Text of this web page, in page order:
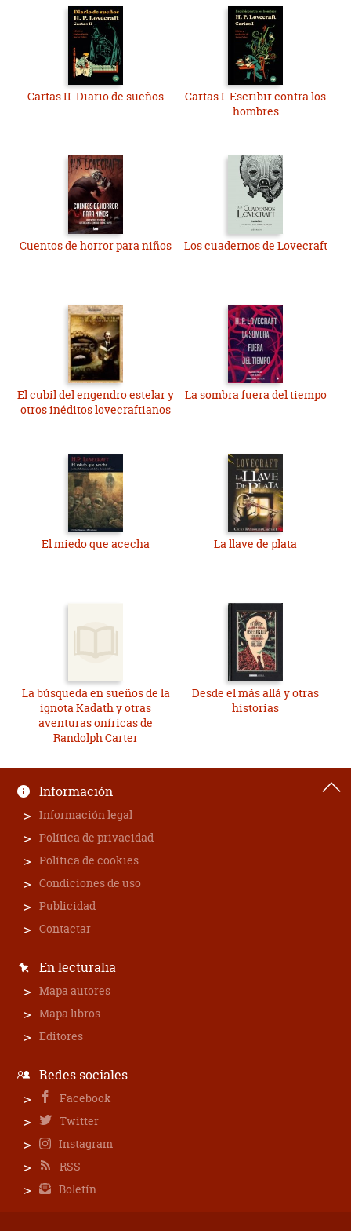
Cartas II. Diario de sueños
Cartas I. Escribir contra los
hombres
Cuentos de horror para niños Los cuadernos de Lovecraft
El cubil del engendro estelar y
otros inéditos lovecraftianos
La sombra fuera del tiempo
El miedo que acecha La llave de plata
La búsqueda en sueños de la
ignota Kadath y otras
aventuras oníricas de
Randolph Carter
Desde el más allá y otras
historias
Información
Información legal
Política de privacidad
Política de cookies
Condiciones de uso
Publicidad
Contactar
En lecturalia
Mapa autores
Mapa libros
Editores
Redes sociales
Facebook
Twitter
Instagram
RSS
Boletín